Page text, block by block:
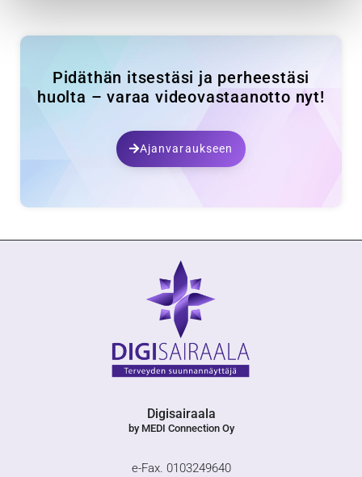
Pidäthän itsestäsi ja perheestäsi
huolta – varaa videovastaanotto nyt!
Ajanvaraukseen
Digisairaala
by MEDI Connection Oy
e-Fax. 0103249640